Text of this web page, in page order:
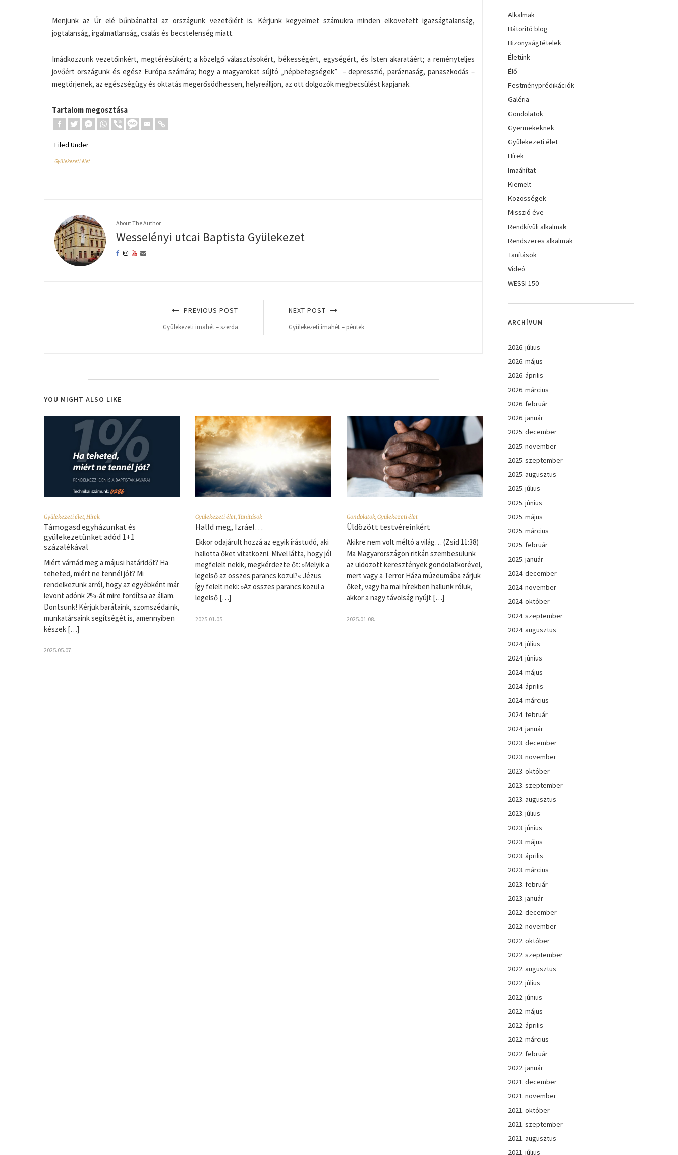
Menjünk az Úr elé bűnbánattal az országunk vezetőiért is. Kérjünk kegyelmet számukra minden elkövetett igazságtalanság,
jogtalanság, irgalmatlanság, csalás és becstelenség miatt.
Imádkozzunk vezetőinkért, megtérésükért; a közelgő választásokért, békességért, egységért, és Isten akaratáért; a reményteljes
jövőért országunk és egész Európa számára; hogy a magyarokat sújtó „népbetegségek” – depresszió, paráznaság, panaszkodás –
megtörjenek, az egészségügy és oktatás megerősödhessen, helyreálljon, az ott dolgozók megbecsülést kapjanak.
Tartalom megosztása
Filed Under
Gyülekezeti élet
About The Author
Wesselényi utcai Baptista Gyülekezet
PREVIOUS POST
Gyülekezeti imahét – szerda
NEXT POST
Gyülekezeti imahét – péntek
YOU MIGHT ALSO LIKE
Gyülekezeti élet,Hírek
Támogasd egyházunkat és
gyülekezetünket adód 1+1
százalékával
Miért várnád meg a májusi határidőt? Ha
teheted, miért ne tennél jót? Mi
rendelkezünk arról, hogy az egyébként már
levont adónk 2%-át mire fordítsa az állam.
Döntsünk! Kérjük barátaink, szomszédaink,
munkatársaink segítségét is, amennyiben
készek […]
2025.05.07.
Gyülekezeti élet,Tanítások
Halld meg, Izráel…
Ekkor odajárult hozzá az egyik írástudó, aki
hallotta őket vitatkozni. Mivel látta, hogy jól
megfelelt nekik, megkérdezte őt: »Melyik a
legelső az összes parancs közül?« Jézus
így felelt neki: »Az összes parancs közül a
legelső […]
2025.01.05.
Gondolatok,Gyülekezeti élet
Üldözött testvéreinkért
Akikre nem volt méltó a világ… (Zsid 11:38)
Ma Magyarországon ritkán szembesülünk
az üldözött keresztények gondolatkörével,
mert vagy a Terror Háza múzeumába zárjuk
őket, vagy ha mai hírekben hallunk róluk,
akkor a nagy távolság nyújt […]
2025.01.08.
Alkalmak
Bátorító blog
Bizonyságtételek
Életünk
Élő
Festményprédikációk
Galéria
Gondolatok
Gyermekeknek
Gyülekezeti élet
Hírek
Imaáhítat
Kiemelt
Közösségek
Misszió éve
Rendkívüli alkalmak
Rendszeres alkalmak
Tanítások
Videó
WESSI 150
ARCHÍVUM
2026. július
2026. május
2026. április
2026. március
2026. február
2026. január
2025. december
2025. november
2025. szeptember
2025. augusztus
2025. július
2025. június
2025. május
2025. március
2025. február
2025. január
2024. december
2024. november
2024. október
2024. szeptember
2024. augusztus
2024. július
2024. június
2024. május
2024. április
2024. március
2024. február
2024. január
2023. december
2023. november
2023. október
2023. szeptember
2023. augusztus
2023. július
2023. június
2023. május
2023. április
2023. március
2023. február
2023. január
2022. december
2022. november
2022. október
2022. szeptember
2022. augusztus
2022. július
2022. június
2022. május
2022. április
2022. március
2022. február
2022. január
2021. december
2021. november
2021. október
2021. szeptember
2021. augusztus
2021. július